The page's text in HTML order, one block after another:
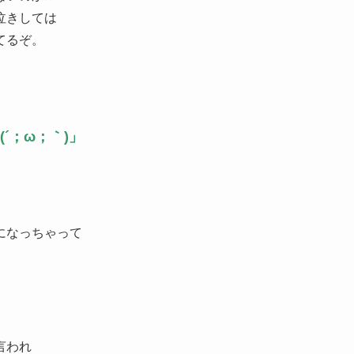
きしては
ぞ。
；ω；｀)」
なっちゃって
われ